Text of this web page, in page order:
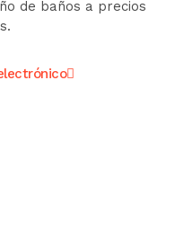
de baños a precios